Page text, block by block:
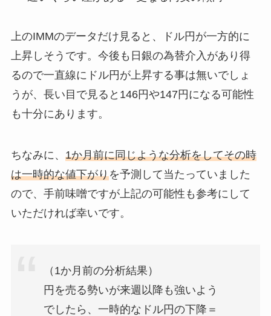
上のIMMのデータだけ見ると、ドル円が一方的に
上昇しそうです。今後も日銀の為替介入があり得
るので一直線にドル円が上昇する事は無いでしょ
うが、長い目で見ると146円や147円になる可能性
も十分にあります。
ちなみに、 1か月前に同じような分析をしてその時
は一時的な値下がりを予測して当たっていました
ので、手前味噌ですが上記の可能性も参考にして
いただければ幸いです。
（1か月前の分析結果）
円を売る勢いが来週以降も強いよう
でしたら、一時的なドル円の下降＝